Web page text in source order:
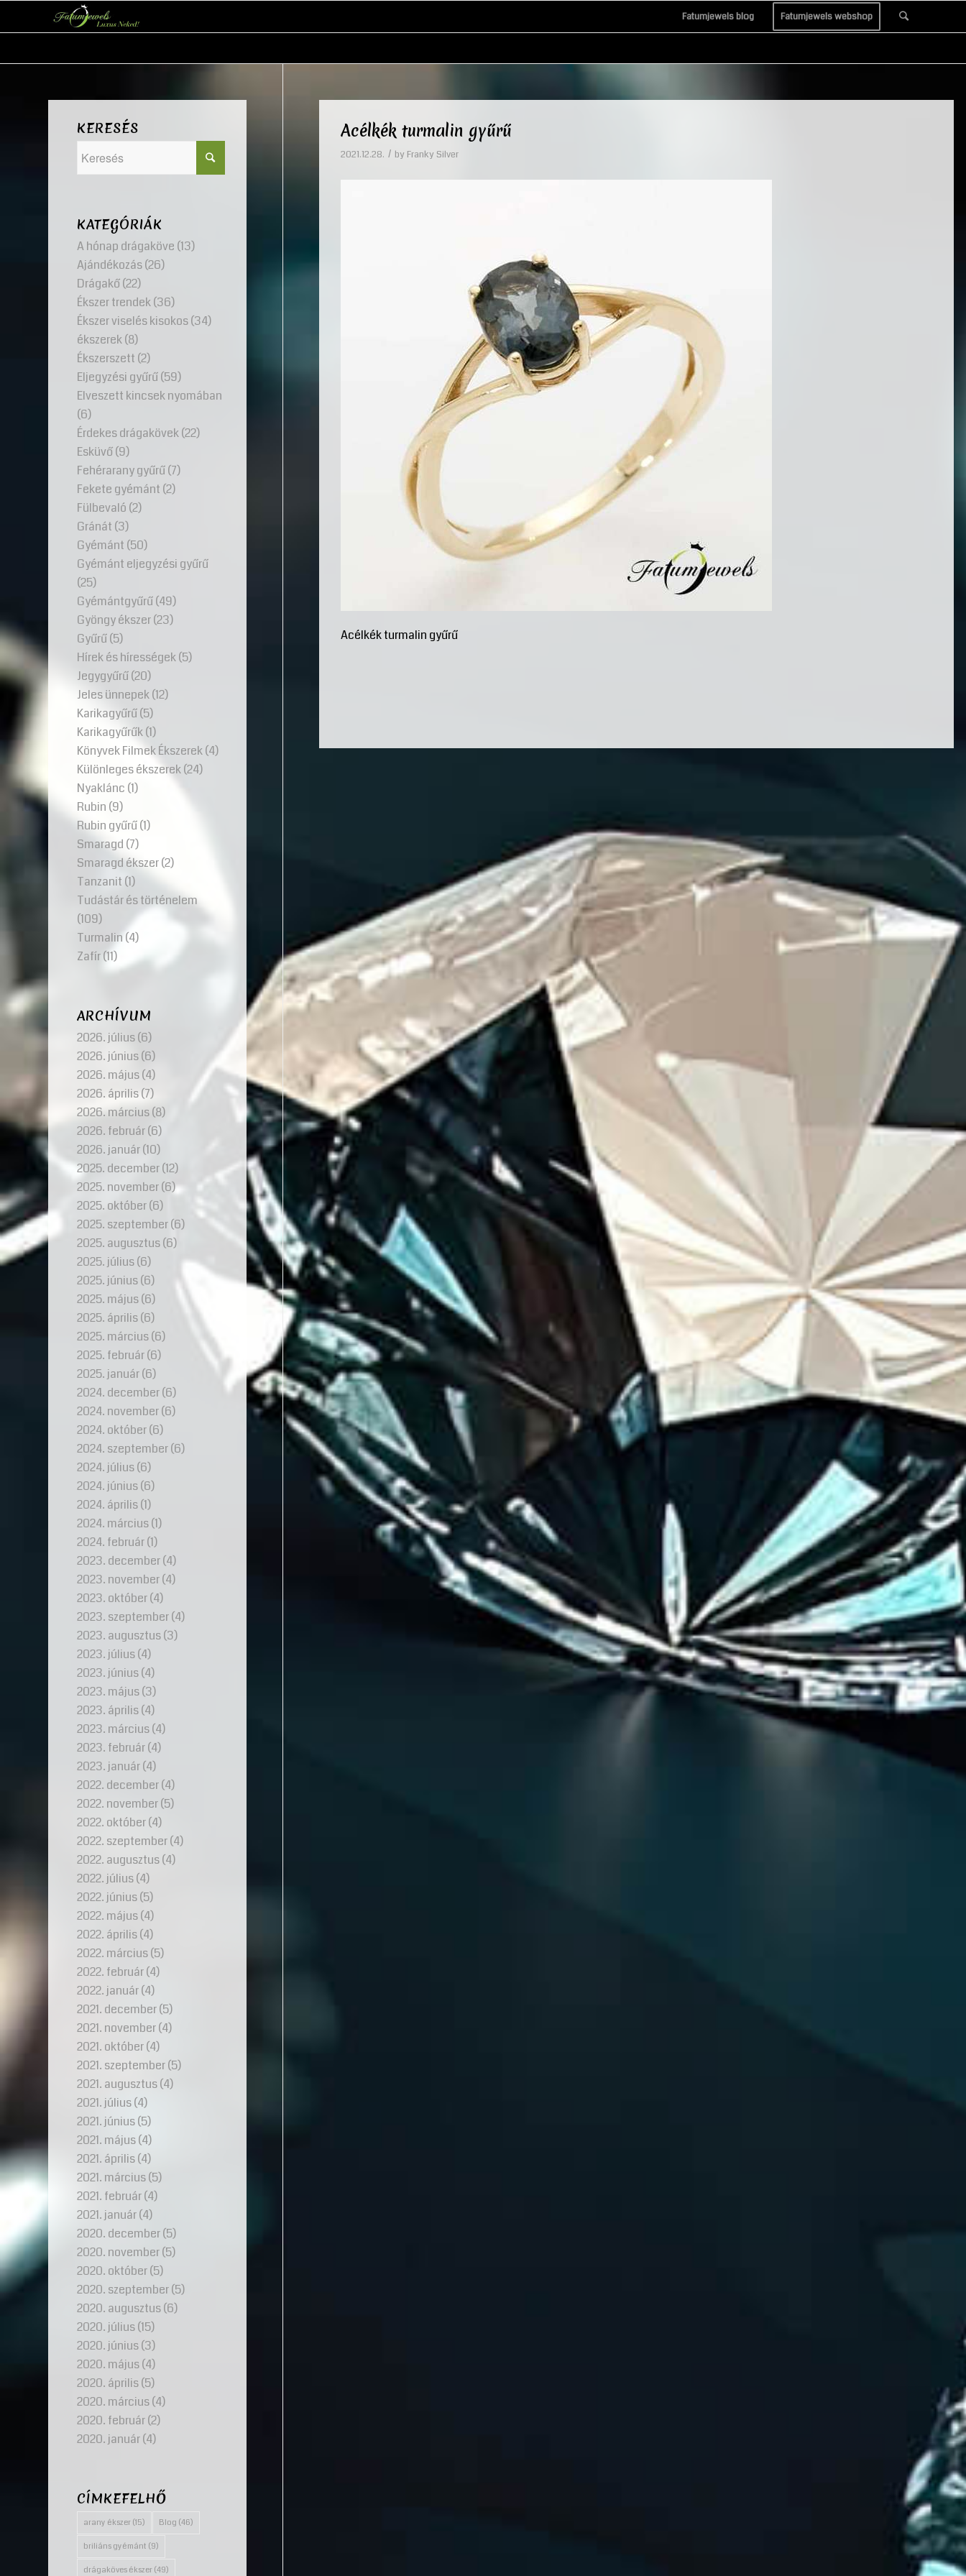
Fatumjewels blog Fatumjewels webshop
Acélkék turmalin gyűrű
2021.12.28. / by Franky Silver
Acélkék turmalin gyűrű
KERESÉS
KATEGÓRIÁK
A hónap drágaköve (13)
Ajándékozás(26)
Drágakő(22)
Ékszer trendek(36)
Ékszer viselés kisokos(34)
ékszerek(8)
Ékszerszett (2)
Eljegyzési gyűrű(59)
Elveszett kincsek nyomában
(6)
Érdekes drágakövek(22)
Esküvő(9)
Fehérarany gyűrű(7)
Fekete gyémánt (2)
Fülbevaló (2)
Gránát (3)
Gyémánt (50)
Gyémánt eljegyzési gyűrű
(25)
Gyémántgyűrű(49)
Gyöngy ékszer(23)
Gyűrű(5)
Hírek és hírességek(5)
Jegygyűrű(20)
Jeles ünnepek(12)
Karikagyűrű(5)
Karikagyűrűk(1)
Könyvek Filmek Ékszerek(4)
Különleges ékszerek(24)
Nyaklánc (1)
Rubin (9)
Rubin gyűrű(1)
Smaragd (7)
Smaragd ékszer(2)
Tanzanit (1)
Tudástár és történelem
(109)
Turmalin (4)
Zafír(11)
ARCHÍVUM
2026. július(6)
2026. június(6)
2026. május(4)
2026. április(7)
2026. március(8)
2026. február(6)
2026. január(10)
2025. december(12)
2025. november(6)
2025. október(6)
2025. szeptember(6)
2025. augusztus(6)
2025. július(6)
2025. június(6)
2025. május(6)
2025. április(6)
2025. március(6)
2025. február(6)
2025. január(6)
2024. december(6)
2024. november(6)
2024. október(6)
2024. szeptember(6)
2024. július(6)
2024. június(6)
2024. április(1)
2024. március(1)
2024. február(1)
2023. december(4)
2023. november(4)
2023. október(4)
2023. szeptember(4)
2023. augusztus(3)
2023. július(4)
2023. június(4)
2023. május(3)
2023. április(4)
2023. március(4)
2023. február(4)
2023. január(4)
2022. december(4)
2022. november(5)
2022. október(4)
2022. szeptember(4)
2022. augusztus(4)
2022. július(4)
2022. június(5)
2022. május(4)
2022. április(4)
2022. március(5)
2022. február(4)
2022. január(4)
2021. december(5)
2021. november(4)
2021. október(4)
2021. szeptember(5)
2021. augusztus(4)
2021. július(4)
2021. június(5)
2021. május(4)
2021. április(4)
2021. március(5)
2021. február(4)
2021. január(4)
2020. december(5)
2020. november(5)
2020. október(5)
2020. szeptember(5)
2020. augusztus(6)
2020. július(15)
2020. június(3)
2020. május(4)
2020. április(5)
2020. március(4)
2020. február(2)
2020. január(4)
CÍMKEFELHŐ
arany ékszer (15) Blog (46)
briliáns gyémánt (9)
drágaköves ékszer (49)